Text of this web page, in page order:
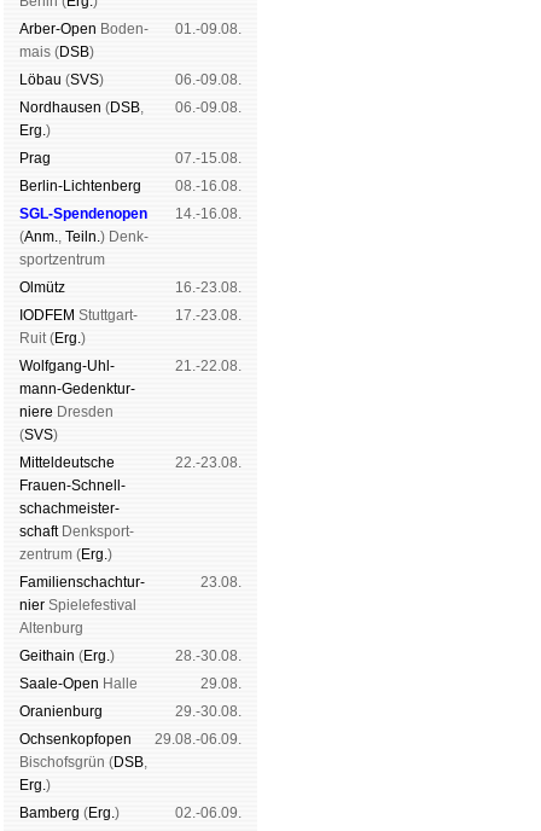
Arber-Open Boden­
mais (DSB)
01.-09.08.
Lö­bau (SVS)
06.-09.08.
Nord­hau­sen (DSB,
Erg.)
06.-09.08.
Prag
07.-15.08.
Berlin-Lich­ten­berg
08.-16.08.
SGL-Spenden­open
(Anm., Teiln.) Denk­
sport­zen­trum
14.-16.08.
Ol­mütz
16.-23.08.
IODFEM Stutt­gart-
Ruit (Erg.)
17.-23.08.
Wolf­gang-Uhl­
mann-Ge­denk­tur­
niere Dres­den
(SVS)
21.-22.08.
Mit­tel­deu­tsche
Frauen-Schnell­
schach­meis­ter­
schaftDenk­sport­
zen­trum (Erg.)
22.-23.08.
Familien­schach­tur­
nier Spiele­fes­ti­val
Al­ten­burg
23.08.
Geit­hain (Erg.)
28.-30.08.
Saale-Open Halle
29.08.
Oranien­burg
29.-30.08.
Och­sen­kopf­open
Bischofs­grün (DSB,
Erg.)
29.08.-06.09.
Bam­berg (Erg.)
02.-06.09.